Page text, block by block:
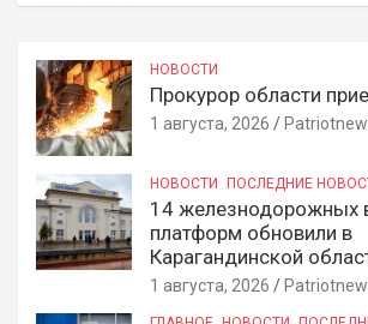
НОВОСТИ
Прокурор области
1 августа, 2026
НОВОСТИ ПОСЛЕДНИЕ
14 железнодорожных
платформ обновили в
Карагандинской
1 августа, 2026